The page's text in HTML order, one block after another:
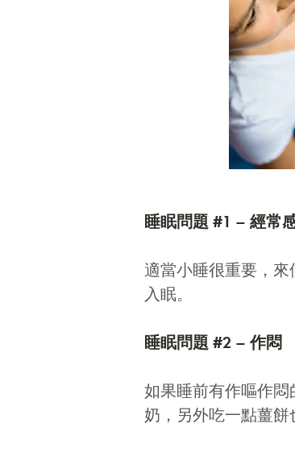
睡眠問題 #1 – 經常
適當小睡很重要，
入眠。
睡眠問題 #2 – 作悶
如果睡前有作嘔作
奶，另外吃一點薑